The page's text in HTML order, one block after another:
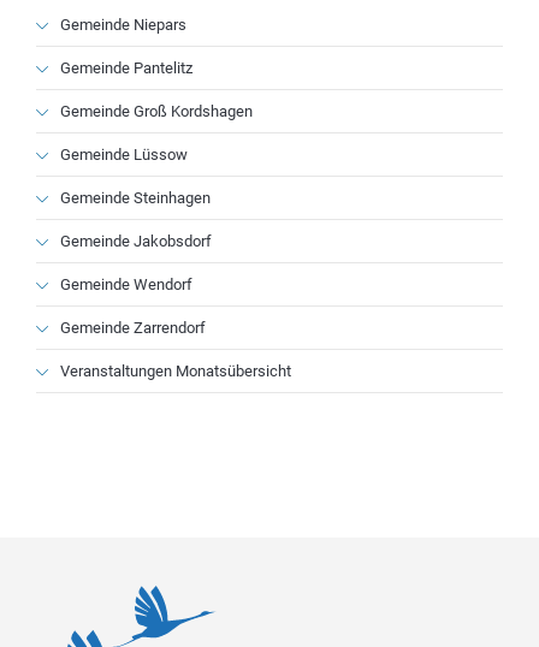
Navigation
überspringen
Gemeinde Niepars
Gemeinde Pantelitz
Gemeinde Groß Kordshagen
Gemeinde Lüssow
Gemeinde Steinhagen
Gemeinde Jakobsdorf
Gemeinde Wendorf
Gemeinde Zarrendorf
Veranstaltungen Monatsübersicht